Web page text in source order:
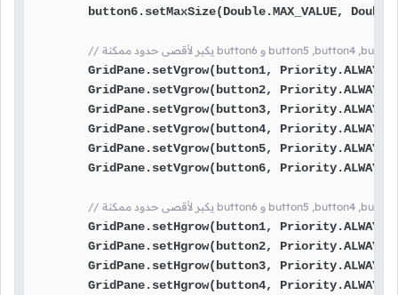
button6.setMaxSize(Double.MAX_VALUE,
GridPane.setVgrow(button1,
GridPane.setVgrow(button2,
GridPane.setVgrow(button3,
GridPane.setVgrow(button4,
GridPane.setVgrow(button5,
GridPane.setVgrow(button6,
GridPane.setHgrow(button1,
GridPane.setHgrow(button2,
GridPane.setHgrow(button3,
GridPane.setHgrow(button4,